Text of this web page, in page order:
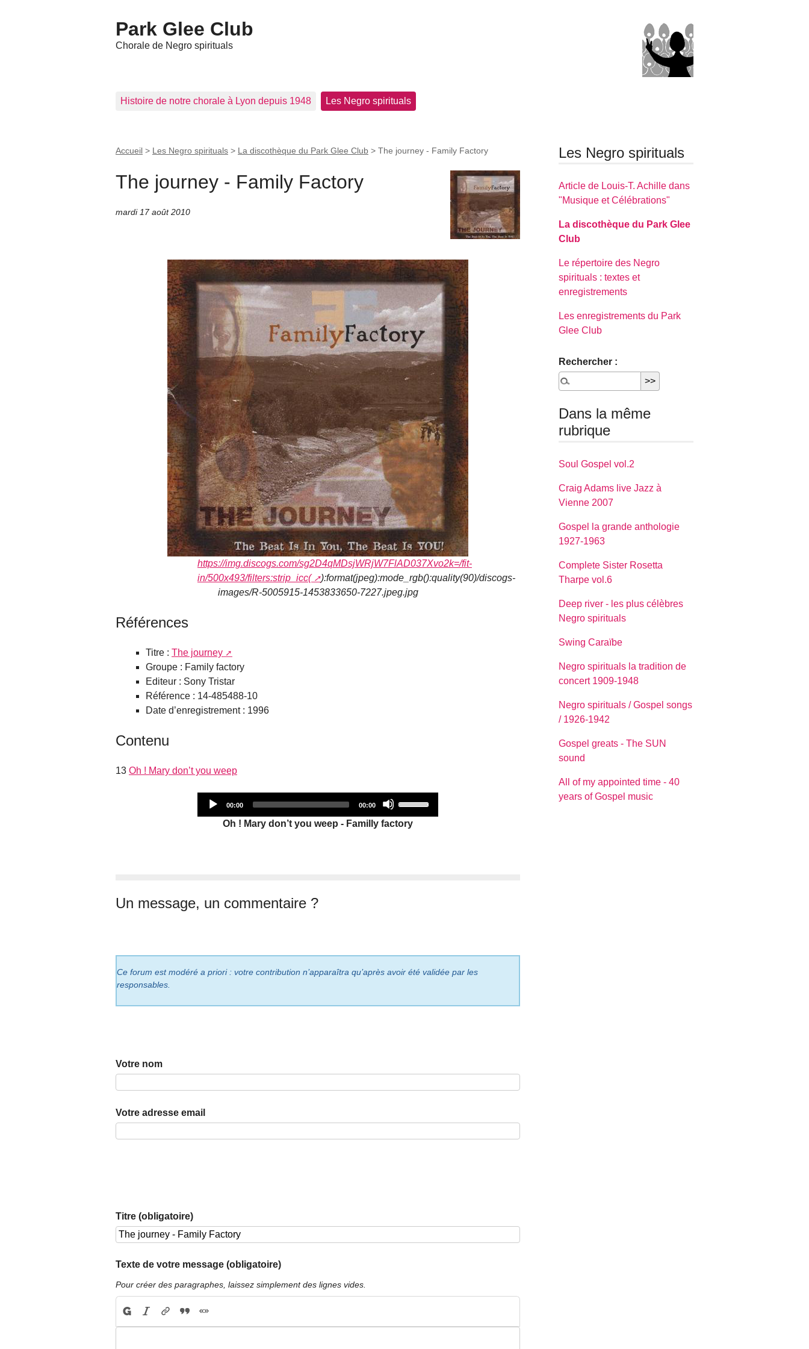
Park Glee Club
Chorale de Negro spirituals
Histoire de notre chorale à Lyon depuis 1948 Les Negro spirituals
Accueil > Les Negro spirituals > La discothèque du Park Glee Club > The journey - Family Factory
The journey - Family Factory
mardi 17 août 2010
https://img.discogs.com/sg2D4qMDsjWRjW7FlAD037Xvo2k=/fit-
in/500x493/filters:strip_icc(
):format(jpeg):mode_rgb():quality(90)/discogs-
images/R-5005915-1453833650-7227.jpeg.jpg
Références
Titre : The journey
Groupe : Family factory
Editeur : Sony Tristar
Référence : 14-485488-10
Date d’enregistrement : 1996
Contenu
13 Oh ! Mary don’t you weep
Current
00:00
Total
00:00
Arrow
Oh ! Mary don’t you weep - Familly factory
Un message, un commentaire ?
Ce forum est modéré a priori : votre contribution n’apparaîtra qu’après avoir été validée par les
responsables.
Votre nom
Votre adresse email
Titre (obligatoire)
Texte de votre message (obligatoire)
Pour créer des paragraphes, laissez simplement des lignes vides.
Les Negro spirituals
Article de Louis-T. Achille dans
"Musique et Célébrations"
La discothèque du Park Glee
Club
Le répertoire des Negro
spirituals : textes et
enregistrements
Les enregistrements du Park
Glee Club
Rechercher :
Dans la même
rubrique
Soul Gospel vol.2
Craig Adams live Jazz à
Vienne 2007
Gospel la grande anthologie
1927-1963
Complete Sister Rosetta
Tharpe vol.6
Deep river - les plus célèbres
Negro spirituals
Swing Caraïbe
Negro spirituals la tradition de
concert 1909-1948
Negro spirituals / Gospel songs
/ 1926-1942
Gospel greats - The SUN
sound
All of my appointed time - 40
years of Gospel music